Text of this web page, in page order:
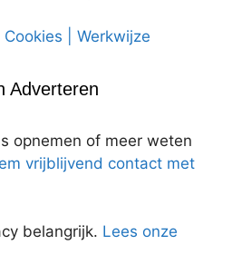
| Werkwijze
Adverteren
opnemen of meer weten
vrijblijvend contact met
belangrijk. Lees onze